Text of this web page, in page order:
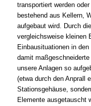
transportiert werden
bestehend aus Kellern,
aufgebaut wird. Durch die
vergleichsweise kleinen
Einbausituationen in
damit
unsere Anlagen so
(etwa durch den Anprall
Stationsgehäuse,
Elemente ausgetauscht